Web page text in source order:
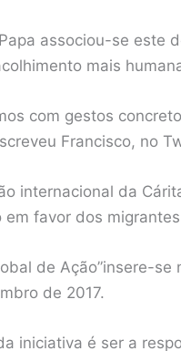
associou-se este
mais
com gestos
Francisco, no
internacional da
em favor dos
de Ação”insere-
de 2017.
iniciativa é ser a